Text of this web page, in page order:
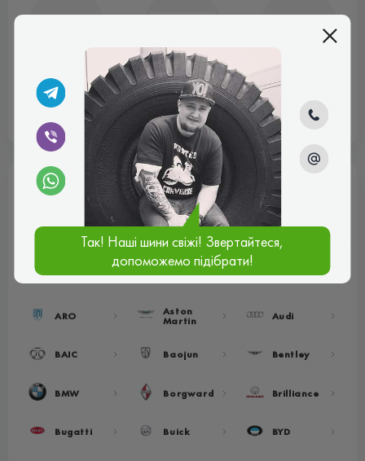
Bridgestone Continental
Марки авто
Acura Alfa Romeo Alpine
ARO Aston
Martin Audi
BAIC Baojun Bentley
BMW Borgward Brilliance
Bugatti Buick BYD
Так! Наші шини свіжі! Звертайтеся,
допоможемо підібрати!